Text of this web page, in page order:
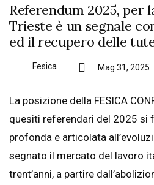
Referendum 2025, per
Trieste è un segnale
ed il recupero delle
Fesica Mag 31, 2025
La posizione della FESICA
quesiti referendari del 2025 si
profonda e articolata
segnato il mercato del lavoro
trent’anni, a partire